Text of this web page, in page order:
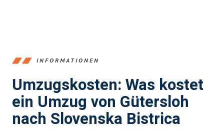
INFORMATIONEN
Umzugskosten: Was kostet
ein Umzug von Gütersloh
nach Slovenska Bistrica